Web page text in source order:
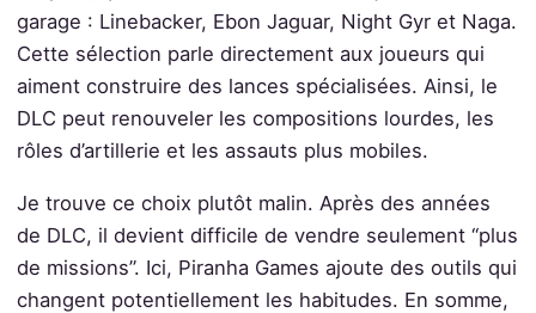
garage : Linebacker, Ebon Jaguar, Night Gyr et Naga.
Cette sélection parle directement aux joueurs qui
aiment construire des lances spécialisées. Ainsi, le
DLC peut renouveler les compositions lourdes, les
rôles d’artillerie et les assauts plus mobiles.
Je trouve ce choix plutôt malin. Après des années
de DLC, il devient difficile de vendre seulement “plus
de missions”. Ici, Piranha Games ajoute des outils qui
changent potentiellement les habitudes. En somme,